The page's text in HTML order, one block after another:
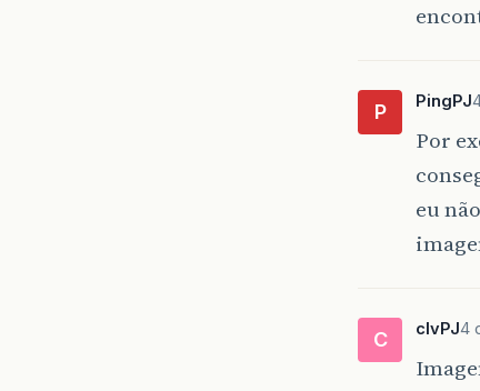
P PingPJ
Por
eu
C clvPJ4